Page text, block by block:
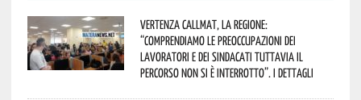
Vertenza CallMat, la Regione:
“comprendiamo le preoccupazioni dei
lavoratori e dei sindacati tuttavia il
percorso non si è interrotto”. I dettagli